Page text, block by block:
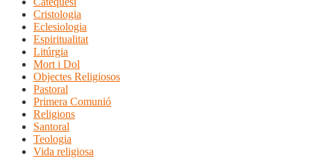
Cristologia
Eclesiologia
Espiritualitat
Litúrgia
Mort i Dol
Objectes Religiosos
Pastoral
Primera Comunió
Religions
Santoral
Teologia
Vida religiosa